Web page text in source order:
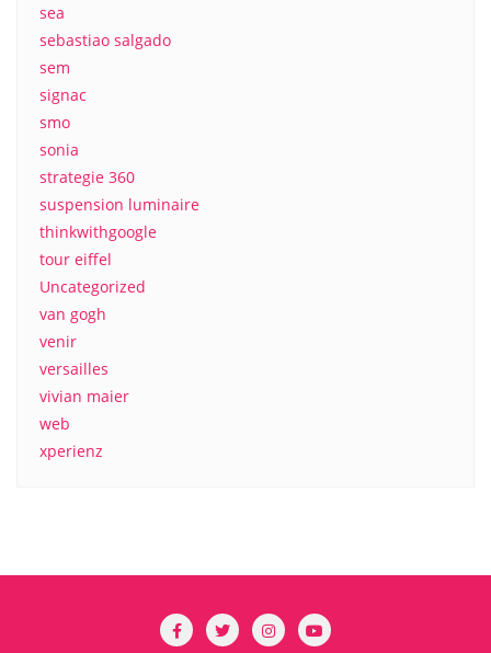
sea
sebastiao salgado
sem
signac
smo
sonia
strategie 360
suspension luminaire
thinkwithgoogle
tour eiffel
Uncategorized
van gogh
venir
versailles
vivian maier
web
xperienz